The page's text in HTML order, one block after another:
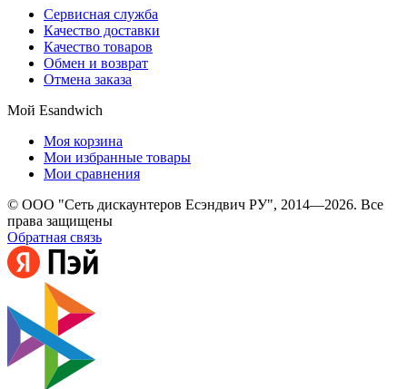
Сервисная служба
Качество доставки
Качество товаров
Обмен и возврат
Отмена заказа
Мой Esandwich
Моя корзина
Мои избранные товары
Мои сравнения
© ООО "Сеть дискаунтеров Есэндвич РУ", 2014—2026. Все
права защищены
Обратная связь